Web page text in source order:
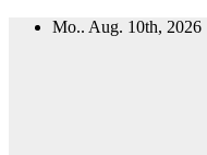
Zum
Mo.. Aug. 10th, 2026